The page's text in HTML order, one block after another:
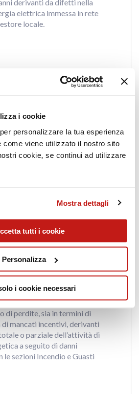
i cookie
personalizzare la tua esperienza
come viene utilizzato il nostro sito
cookie, se continui ad utilizzare
Mostra dettagli
tutti i cookie
Personalizza
i cookie necessari
derivanti da difetti nella
elettrica immessa in rete
locale.
Misura per Ogni
di furti, richieste di
involontariamente causati ad
nella
di perdite, sia in termini di
mancati incentivi, derivanti
o parziale dell’attività di
a seguito di danni
le sezioni Incendio e Guasti